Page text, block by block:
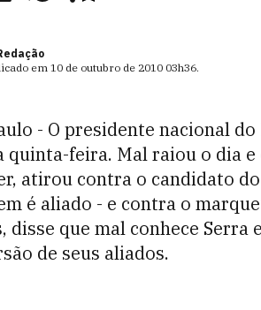
em10 de outubro de 2010 03h36.
- O presidente nacional
quinta-feira. Mal raiou o dia
atirou contra o candidato do
é aliado - e contra o
disse que mal conhece
de seus aliados.